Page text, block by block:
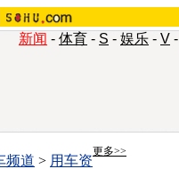
新闻 - 体育 - S - 娱乐 - V -
更多>>
频道 > 用车资